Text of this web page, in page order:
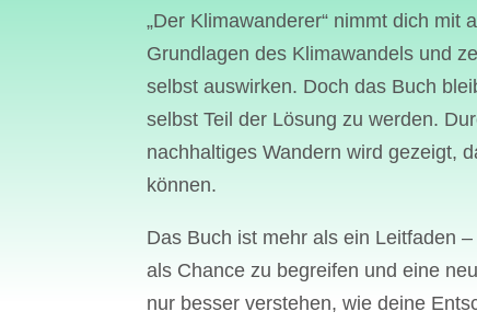
„Der Klimawanderer“ nimmt dich
Grundlagen des Klimawandels und
selbst auswirken. Doch das Buch
selbst Teil der Lösung zu werden.
nachhaltiges Wandern wird gezeigt,
können.
Das Buch ist mehr als ein Leitfaden
als Chance zu begreifen und eine
nur besser verstehen, wie deine